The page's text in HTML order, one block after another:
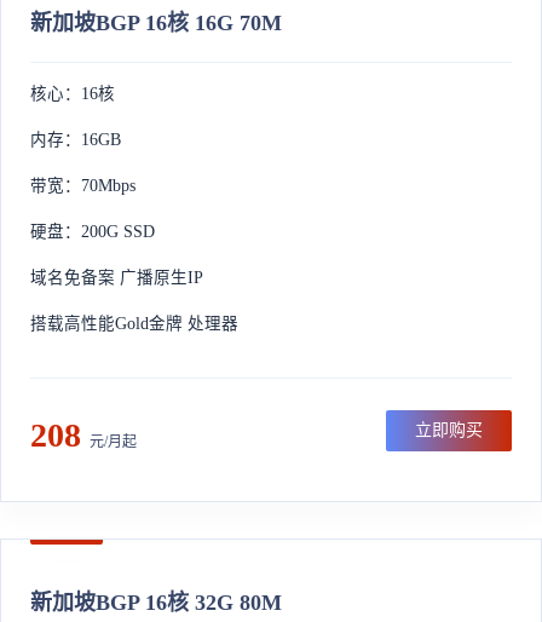
新加坡BGP 16核 16G 70M
核心：16核
内存：16GB
带宽：70Mbps
硬盘：200G SSD
域名免备案 广播原生IP
搭载高性能Gold金牌 处理器
208 元/月起
立即购买
新加坡BGP 16核 32G 80M